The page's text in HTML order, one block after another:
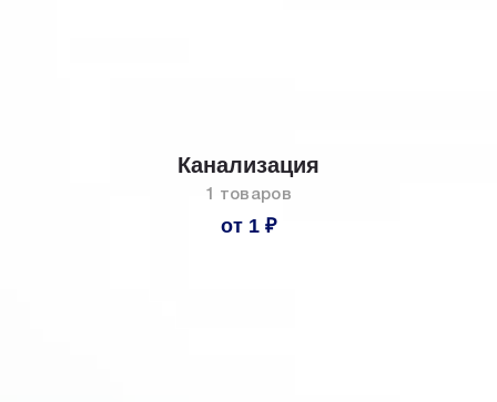
Канализация
1 товаров
от 1 ₽